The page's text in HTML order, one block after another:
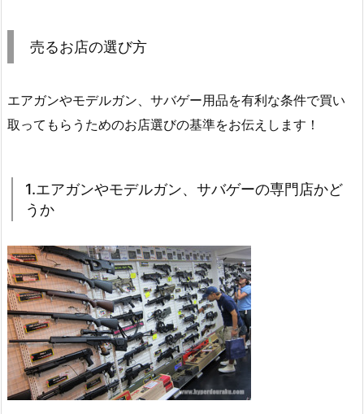
売るお店の選び方
エアガンやモデルガン、サバゲー用品を有利な条件で買い
取ってもらうためのお店選びの基準をお伝えします！
1.エアガンやモデルガン、サバゲーの専門店かど
うか